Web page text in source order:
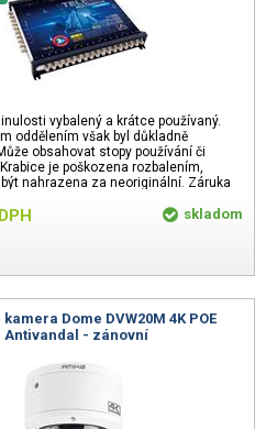
vybalený a krátce používaný.
oddělením však byl důkladně
obsahovat stopy používání či
je poškozena rozbalením,
nahrazena za neoriginální. Záruka
skladom
kamera Dome DVW20M 4K POE
Antivandal - zánovní